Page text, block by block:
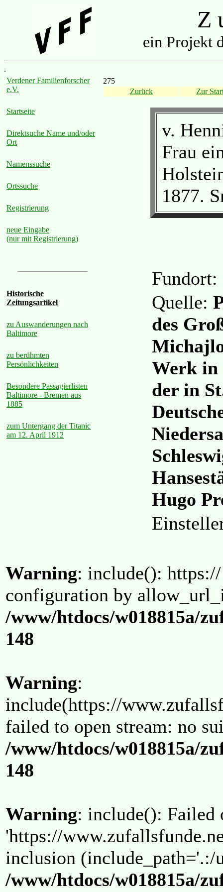
Z
ein Projekt
.
Verdener Familienforscher
e.V.
Startseite
Direktsuche Name und/oder
Ort
Namenssuche
Ortssuche
Registrierung
neue Eingabe
(nur mit Registrierung)
Historische
Zeitungsartikel
zu Auswanderungen nach
Baltimore
zu berühmten
Persönlichkeiten
Besondere Passagierlisten
Baltimore - Bremen aus
1885
zum Untergang der Titanic
am 12. April 1912
275
Zurück
Zur
v.
Frau
1877.
Fundort:
Quelle:
des
Werk in
der in
Hugo
Warning: include():
configuration by
/www/htdocs/w018815a/
148
Warning:
include(https://
failed to open stream: no
/www/htdocs/w018815a/
148
Warning: include(): Failed
'https://
inclusion (include_path='.:/
/www/htdocs/w018815a/